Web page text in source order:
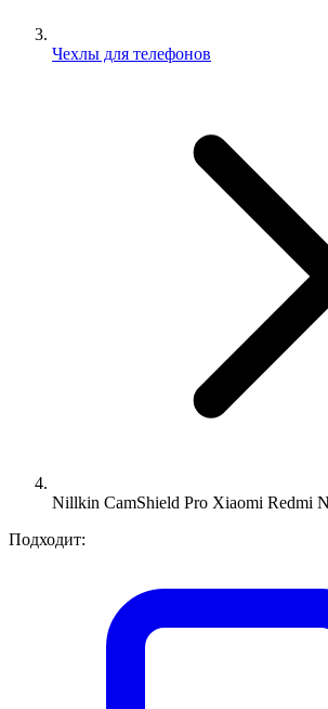
Чехлы для телефонов
Nillkin CamShield Pro Xiaomi Redmi
Подходит: